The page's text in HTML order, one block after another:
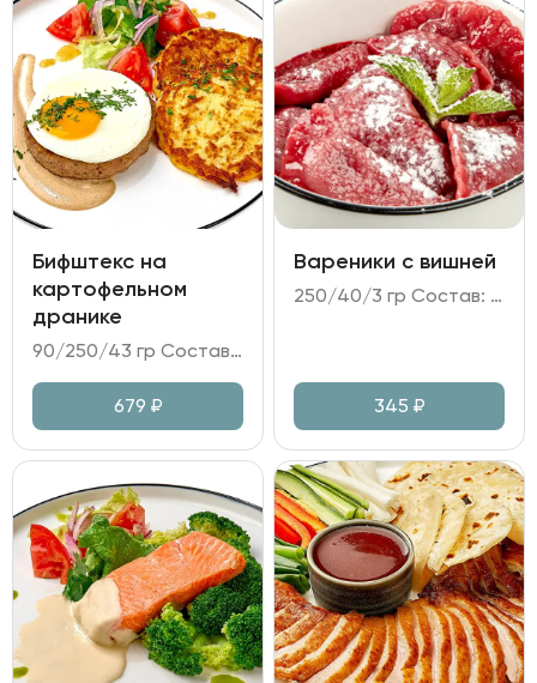
Бифштекс на
картофельном
дранике
90/250/43 гр Состав: - бифштекс из говяжьего фарша; - картофельные драники; яйцо пашот; томатный салат; - соус перечный.
679 ₽
Вареники с вишней
250/40/3 гр Состав: - вареники (тесто на пшеничной муке; вишня; вишневое желе); - заправка сметанная; - мята.
345 ₽